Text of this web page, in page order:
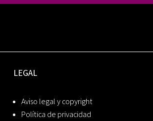
LEGAL
Aviso legal y copyright
Política de privacidad